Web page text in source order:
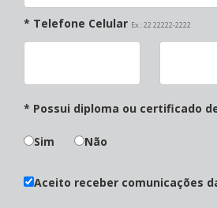
* Telefone Celular Ex.: 22 22222-2222
* Possui diploma ou certificado
Sim Não
Aceito receber comunicações